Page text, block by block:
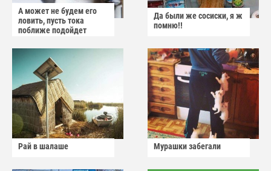
А может не будем его
ловить, пусть тока
поближе подойдет
Да были же сосиски, я ж
помню!!
Рай в шалаше Мурашки забегали